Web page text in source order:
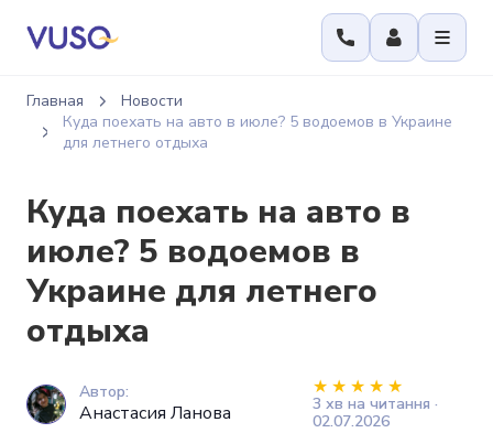
Главная
Новости
Куда поехать на авто в июле? 5 водоемов в Украине
для летнего отдыха
Куда поехать на авто в
июле? 5 водоемов в
Украине для летнего
отдыха
Автор:
Анастасия Ланова
3 хв на читання ·
02.07.2026